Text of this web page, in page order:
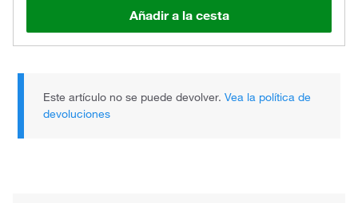
Añadir a la cesta
Este artículo no se puede devolver.Vea la política de
devoluciones